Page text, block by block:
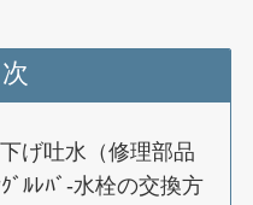
吐水（修理部品
ﾞﾙﾚﾊﾞ-水栓の交換方